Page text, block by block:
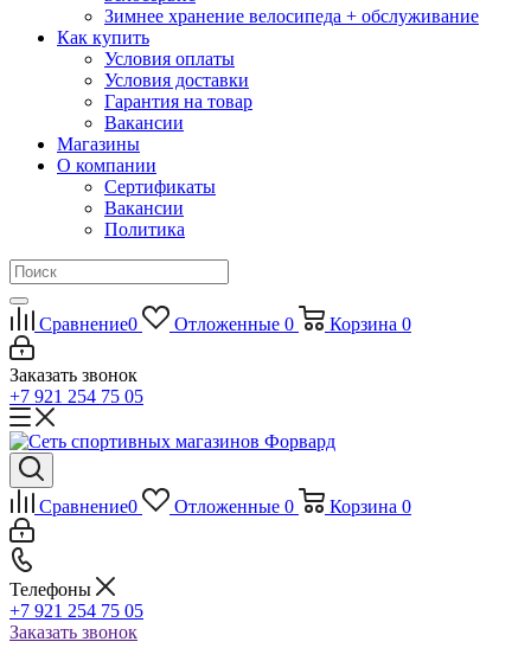
Зимнее хранение велосипеда + обслуживание
Как купить
Условия оплаты
Условия доставки
Гарантия на товар
Вакансии
Магазины
О компании
Сертификаты
Вакансии
Политика
Сравнение0 Отложенные 0 Корзина 0
Заказать звонок
+7 921 254 75 05
Сравнение0 Отложенные 0 Корзина 0
Телефоны
+7 921 254 75 05
Заказать звонок